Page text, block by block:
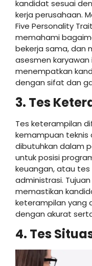
kandidat sesuai
kerja perusahaan.
Five Personality
memahami
bekerja sama, dan
asesmen
menempatkan
dengan sifat dan
3. Tes
Tes keterampilan
kemampuan teknis
dibutuhkan dalam
untuk posisi
keuangan, atau
administrasi.
memastikan
keterampilan yang
dengan akurat
4. Tes